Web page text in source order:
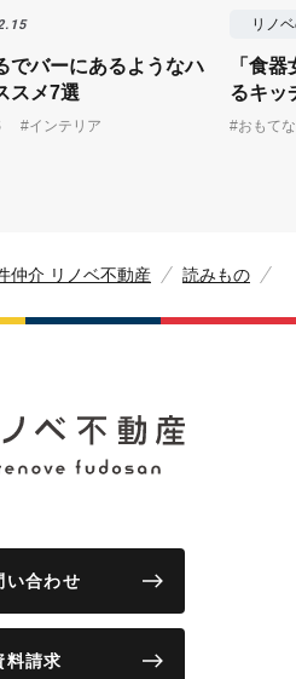
でバーにあるようなハ
スメ7選
#インテリア
リノ
「食
るキッ
#おもて
仲介 リノベ不動産 読みもの
い合わせ
料請求